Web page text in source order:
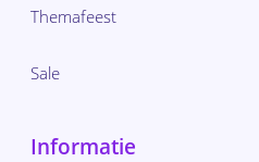
Themafeest
Sale
Informatie